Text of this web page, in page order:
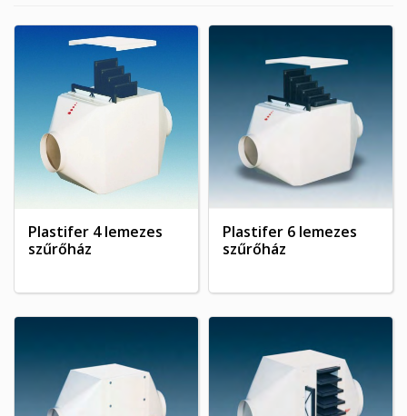
Plastifer 4 lemezes
szűrőház
Plastifer 6 lemezes
szűrőház